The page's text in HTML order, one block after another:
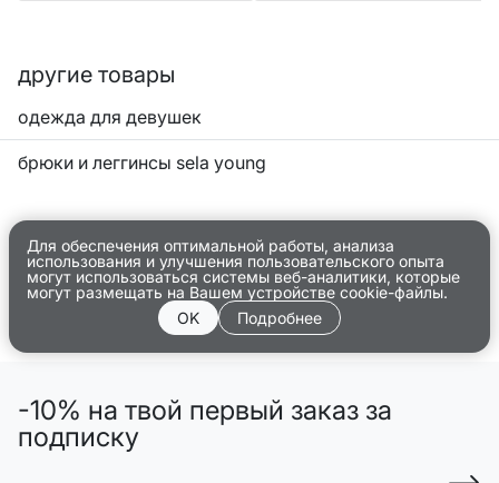
другие товары
одежда для девушек
брюки и леггинсы sela young
Для обеспечения оптимальной работы, анализа
использования и улучшения пользовательского опыта
могут использоваться системы веб-аналитики, которые
могут размещать на Вашем устройстве cookie-файлы.
OK
Подробнее
-10% на твой первый заказ за
подписку